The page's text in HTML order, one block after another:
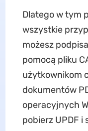
Dlatego w tym
wszystkie
możesz
pomocą pliku
użytkownikom
dokumentów
operacyjnych
pobierz UPDF